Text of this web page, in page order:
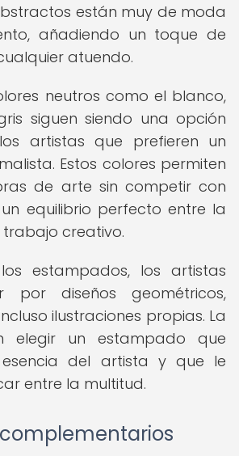
están muy de moda
añadiendo un toque de
atuendo.
neutros como el blanco,
siguen siendo una opción
artistas que prefieren un
Estos colores permiten
de arte sin competir con
equilibrio perfecto entre la
creativo.
estampados, los artistas
por diseños geométricos,
ilustraciones propias. La
elegir un estampado que
del artista y que le
entre la multitud.